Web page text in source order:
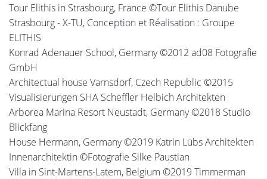
Tour Elithis in Strasbourg, France ©Tour Elithis Danube
Strasbourg - X-TU, Conception et Réalisation : Groupe
ELITHIS
Konrad Adenauer School, Germany ©2012 ad08 Fotografie
GmbH
Architectual house Varnsdorf, Czech Republic ©2015
Visualisierungen SHA Scheffler Helbich Architekten
Arborea Marina Resort Neustadt, Germany ©2018 Studio
Blickfang
House Hermann, Germany ©2019 Katrin Lübs Architekten
Innenarchitektin ©Fotografie Silke Paustian
Villa in Sint-Martens-Latem, Belgium ©2019 Timmerman